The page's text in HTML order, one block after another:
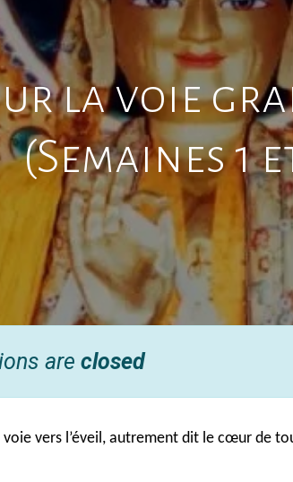
la voie
(Semaines 1
are closed
vers l’éveil, autrement dit le cœur de